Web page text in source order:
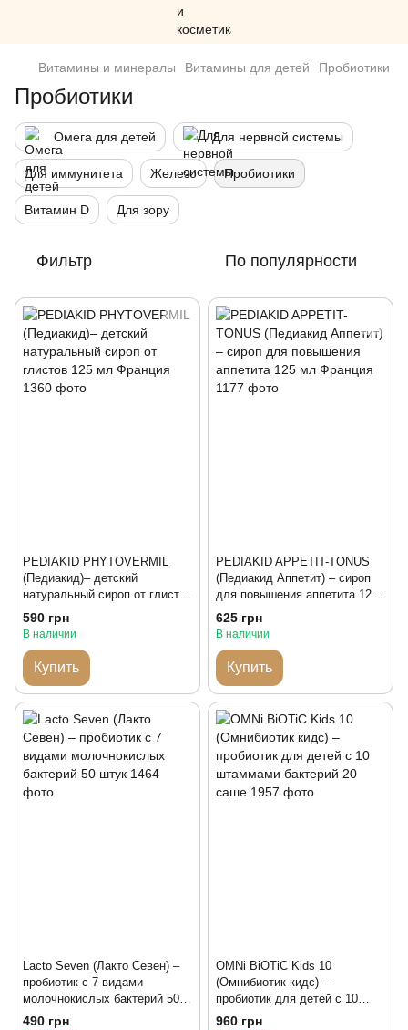
Витамины и минералы Витамины для детей Пробиотики
Пробиотики
Омега для детей Для нервной системы
Для иммунитета Железо Пробиотики
Витамин D Для зору
Фильтр По популярности
PEDIAKID PHYTOVERMIL
(Педиакид)– детский
натуральный сироп от глистов
125 мл Франция
590 грн
В наличии
Купить
PEDIAKID APPETIT-TONUS
(Педиакид Аппетит) – сироп
для повышения аппетита 125
мл Франция
625 грн
В наличии
Купить
Lacto Seven (Лакто Севен) –
пробиотик с 7 видами
молочнокислых бактерий 50
штук
490 грн
OMNi BiOTiC Kids 10
(Омнибиотик кидс) –
пробиотик для детей с 10
штаммами бактерий 20 саше
960 грн